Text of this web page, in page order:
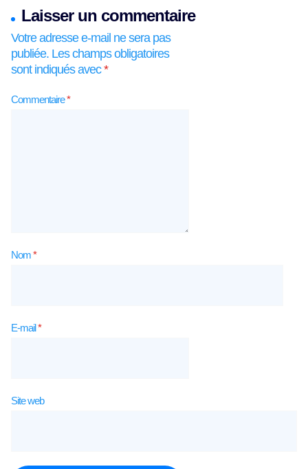
Laisser un commentaire
Votre adresse e-mail ne sera pas
publiée. Les champs obligatoires
sont indiqués avec*
Commentaire*
Nom*
E-mail*
Site web